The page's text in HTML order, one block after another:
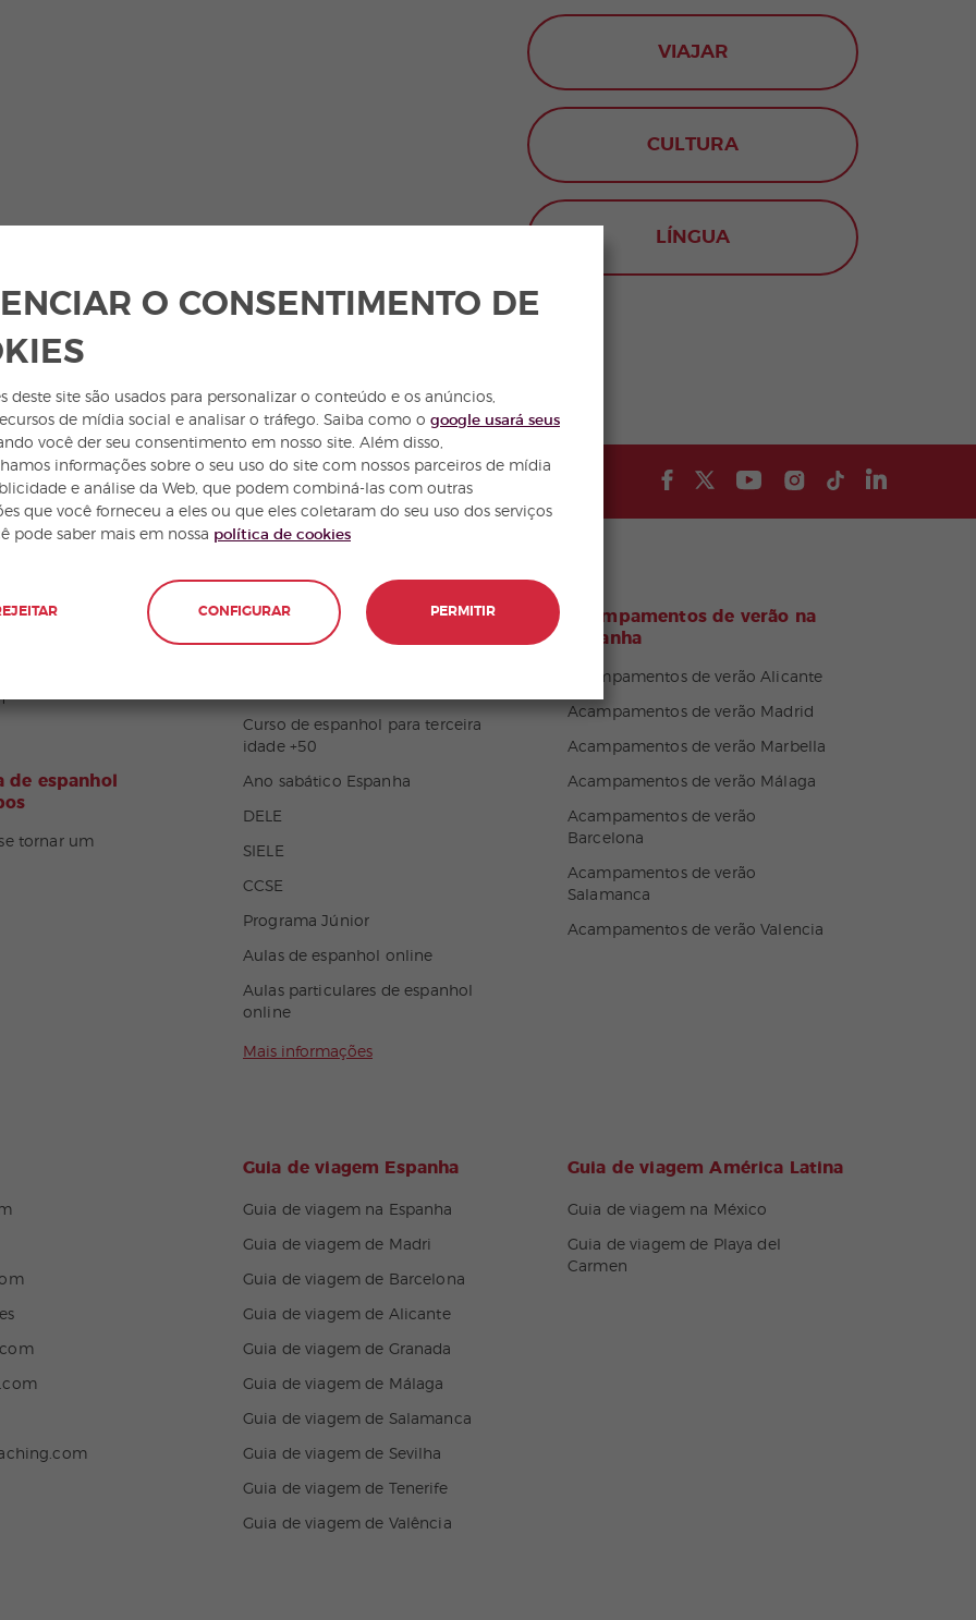
VIAJAR
CULTURA
LÍNGUA
na
de espanhol
tornar um
Cursos de espanhol
Curso de espanhol para terceira
idade +50
Ano sabático Espanha
DELE
SIELE
CCSE
Programa Júnior
Aulas de espanhol online
Aulas particulares de espanhol
online
Mais informações
Acampamentos de verão na
Espanha
Acampamentos de verão Alicante
Acampamentos de verão Madrid
Acampamentos de verão Marbella
Acampamentos de verão Málaga
Acampamentos de verão
Barcelona
Acampamentos de verão
Salamanca
Acampamentos de verão Valencia
Guia de viagem Espanha
Guia de viagem na Espanha
Guia de viagem de Madri
Guia de viagem de Barcelona
Guia de viagem de Alicante
Guia de viagem de Granada
Guia de viagem de Málaga
Guia de viagem de Salamanca
Guia de viagem de Sevilha
Guia de viagem de Tenerife
Guia de viagem de Valência
Guia de viagem América Latina
Guia de viagem na México
Guia de viagem de Playa del
Carmen
O CONSENTIMENTO DE
deste site são usados para personalizar o conteúdo e os anúncios,
de mídia social e analisar o tráfego. Saiba como o google usará seus
você der seu consentimento em nosso site. Além disso,
informações sobre o seu uso do site com nossos parceiros de mídia
e análise da Web, que podem combiná-las com outras
que você forneceu a eles ou que eles coletaram do seu uso dos serviços
pode saber mais em nossa política de cookies
CONFIGURAR PERMITIR